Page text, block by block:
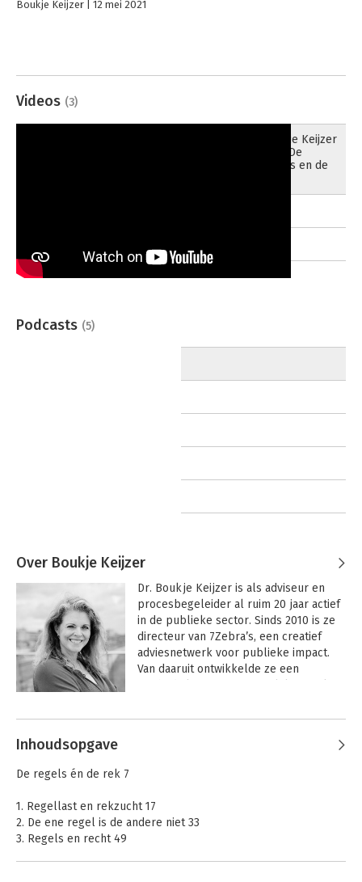
Boukje Keijzer 12 mei 2021
Videos (3)
Boukje Keijzer
over De
regels en de
Podcasts (5)
Over Boukje Keijzer
Dr. Boukje Keijzer is als adviseur en
procesbegeleider al ruim 20 jaar actief
in de publieke sector. Sinds 2010 is ze
directeur van 7Zebra’s, een creatief
adviesnetwerk voor publieke impact.
Van daaruit ontwikkelde ze een
spreker over dit onderwerp en heeft ze
land om organisaties te helpen met
ontregelen. Van oorsprong is Boukje
(gepromoveerd) sociaal psycholoog.
Andere boeken door Boukje Keijzer
Inhoudsopgave
De regels én de rek 7
1. Regellast en rekzucht 17
2. De ene regel is de andere niet 33
3. Regels en recht 49